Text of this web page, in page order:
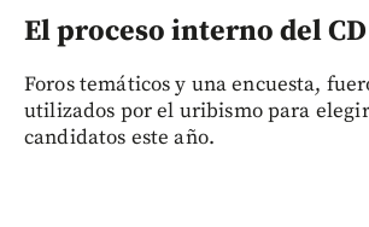
El proceso interno del CD
Foros temáticos y una encuesta,
utilizados por el uribismo para elegir
candidatos este año.